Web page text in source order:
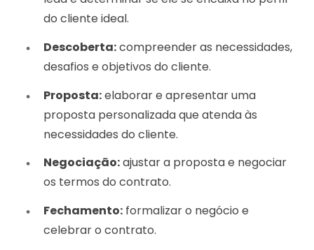
do cliente ideal.
Descoberta:compreender as necessidades,
desafios e objetivos do cliente.
Proposta:elaborar e apresentar uma
proposta personalizada que atenda às
necessidades do cliente.
Negociação:ajustar a proposta e negociar
os termos do contrato.
Fechamento: formalizar o negócio e
celebrar o contrato.